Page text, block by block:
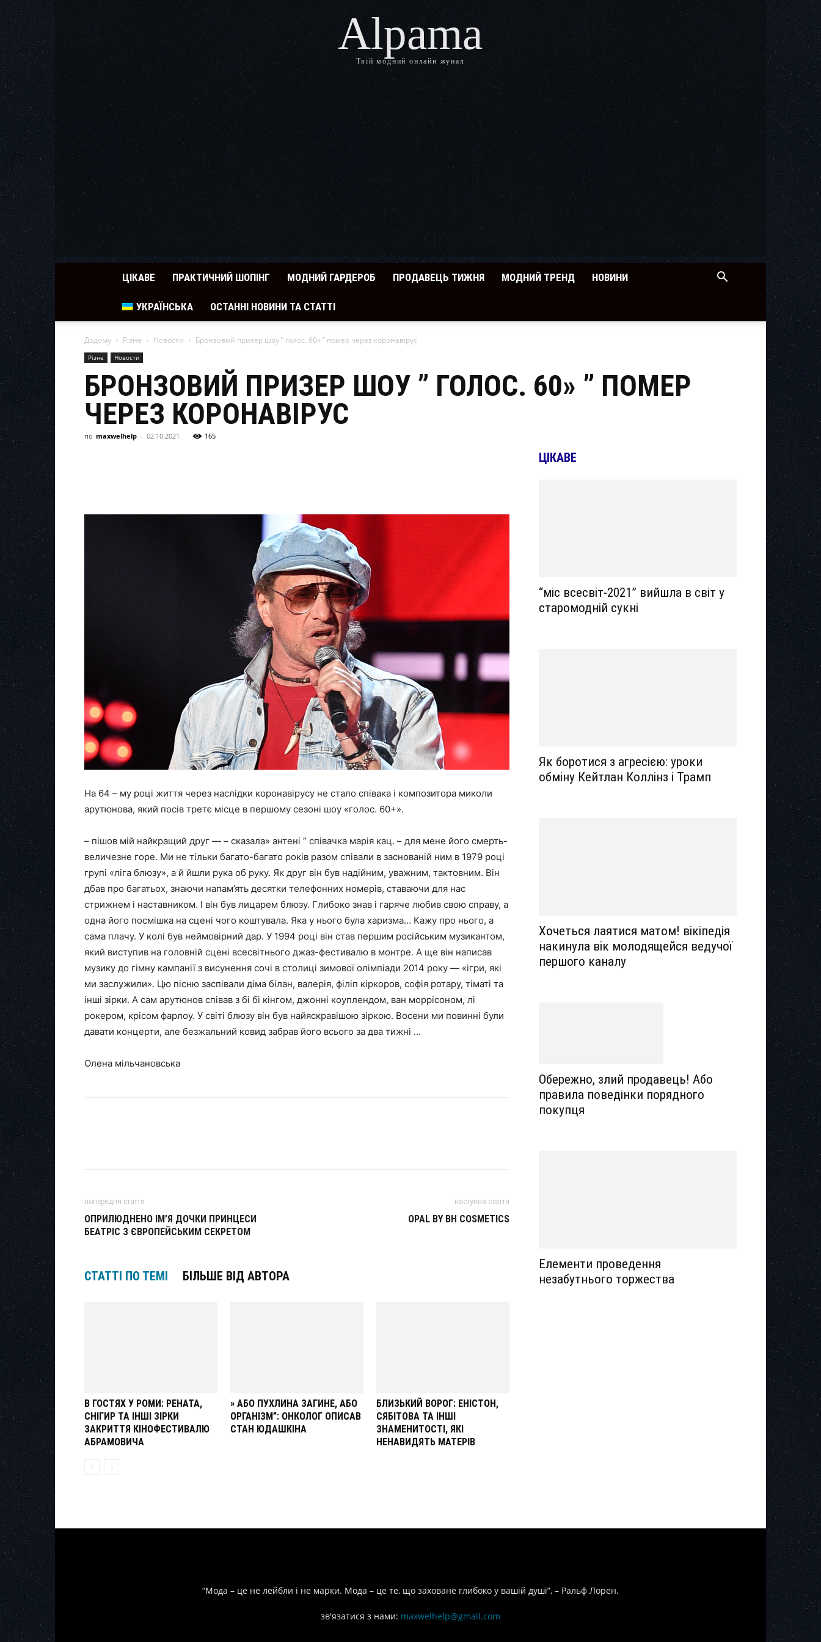
Alpama
Твій модний онлайн жунал
ЦІКАВЕ ПРАКТИЧНИЙ ШОПІНГ МОДНИЙ ГАРДЕРОБ ПРОДАВЕЦЬ ТИЖНЯ МОДНИЙ ТРЕНД НОВИНИ
УКРАЇНСЬКА ОСТАННІ НОВИНИ ТА СТАТТІ
Додому Різне Новости Бронзовий призер шоу ” голос. 60» ” помер через коронавірус
Різне Новости
БРОНЗОВИЙ ПРИЗЕР ШОУ ” ГОЛОС. 60» ” ПОМЕР
ЧЕРЕЗ КОРОНАВІРУС
по maxwelhelp - 02.10.2021 165
На 64 – му році життя через наслідки коронавірусу не стало співака і композитора миколи
арутюнова, який посів третє місце в першому сезоні шоу «голос. 60+».
– пішов мій найкращий друг — – сказала» антені ” співачка марія кац. – для мене його смерть-
величезне горе. Ми не тільки багато-багато років разом співали в заснованій ним в 1979 році
групі «ліга блюзу», а й йшли рука об руку. Як друг він був надійним, уважним, тактовним. Він
дбав про багатьох, знаючи напам’ять десятки телефонних номерів, ставаючи для нас
стрижнем і наставником. І він був лицарем блюзу. Глибоко знав і гаряче любив свою справу, а
одна його посмішка на сцені чого коштувала. Яка у нього була харизма… Кажу про нього, а
сама плачу. У колі був неймовірний дар. У 1994 році він став першим російським музикантом,
який виступив на головній сцені всесвітнього джаз-фестивалю в монтре. А ще він написав
музику до гімну кампанії з висунення сочі в столиці зимової олімпіади 2014 року — «ігри, які
ми заслужили». Цю пісню заспівали діма білан, валерія, філіп кіркоров, софія ротару, тіматі та
інші зірки. А сам арутюнов співав з бі бі кінгом, джонні коуплендом, ван моррісоном, лі
рокером, крісом фарлоу. У світі блюзу він був найяскравішою зіркою. Восени ми повинні були
давати концерти, але безжальний ковид забрав його всього за два тижні …
Олена мільчановська
попередня стаття
ОПРИЛЮДНЕНО ІМ’Я ДОЧКИ ПРИНЦЕСИ
БЕАТРІС З ЄВРОПЕЙСЬКИМ СЕКРЕТОМ
наступна стаття
OPAL BY BH COSMETICS
СТАТТІ ПО ТЕМІ БІЛЬШЕ ВІД АВТОРА
В ГОСТЯХ У РОМИ: РЕНАТА,
СНІГИР ТА ІНШІ ЗІРКИ
ЗАКРИТТЯ КІНОФЕСТИВАЛЮ
АБРАМОВИЧА
» АБО ПУХЛИНА ЗАГИНЕ, АБО
ОРГАНІЗМ”: ОНКОЛОГ ОПИСАВ
СТАН ЮДАШКІНА
БЛИЗЬКИЙ ВОРОГ: ЕНІСТОН,
СЯБІТОВА ТА ІНШІ
ЗНАМЕНИТОСТІ, ЯКІ
НЕНАВИДЯТЬ МАТЕРІВ
ЦІКАВЕ
“міс всесвіт-2021” вийшла в світ у
старомодній сукні
Як боротися з агресією: уроки
обміну Кейтлан Коллінз і Трамп
Хочеться лаятися матом! вікіпедія
накинула вік молодящейся ведучої
першого каналу
Обережно, злий продавець! Або
правила поведінки порядного
покупця
Елементи проведення
незабутнього торжества
“Мода – це не лейбли і не марки. Мода – це те, що заховане глибоко у вашій душі”, – Ральф Лорен.
зв'язатися з нами: maxwelhelp@gmail.com